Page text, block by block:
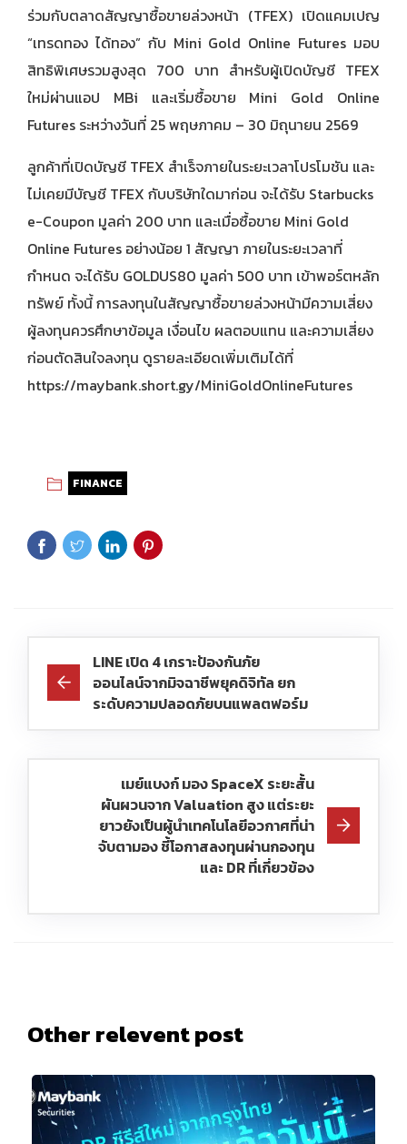
ร่วมกับตลาดสัญญาซื้อขายล่วงหน้า (TFEX) เปิดแคมเปญ
“เทรดทอง ได้ทอง” กับ Mini Gold Online Futures มอบ
สิทธิพิเศษรวมสูงสุด 700 บาท สำหรับผู้เปิดบัญชี TFEX
ใหม่ผ่านแอป MBi และเริ่มซื้อขาย Mini Gold Online
Futures ระหว่างวันที่ 25 พฤษภาคม – 30 มิถุนายน 2569
ลูกค้าที่เปิดบัญชี TFEX สำเร็จภายในระยะเวลาโปรโมชัน และ
ไม่เคยมีบัญชี TFEX กับบริษัทใดมาก่อน จะได้รับ Starbucks
e-Coupon มูลค่า 200 บาท และเมื่อซื้อขาย Mini Gold
Online Futures อย่างน้อย 1 สัญญา ภายในระยะเวลาที่
กำหนด จะได้รับ GOLDUS80 มูลค่า 500 บาท เข้าพอร์ตหลัก
ทรัพย์ ทั้งนี้ การลงทุนในสัญญาซื้อขายล่วงหน้ามีความเสี่ยง
ผู้ลงทุนควรศึกษาข้อมูล เงื่อนไข ผลตอบแทน และความเสี่ยง
ก่อนตัดสินใจลงทุน ดูรายละเอียดเพิ่มเติมได้ที่
https://maybank.short.gy/MiniGoldOnlineFutures
FINANCE
LINE เปิด 4 เกราะป้องกันภัย
ออนไลน์จากมิจฉาชีพยุคดิจิทัล ยก
ระดับความปลอดภัยบนแพลตฟอร์ม
เมย์แบงก์ มอง SpaceX ระยะสั้น
ผันผวนจาก Valuation สูง แต่ระยะ
ยาวยังเป็นผู้นำเทคโนโลยีอวกาศที่น่า
จับตามอง ชี้โอกาสลงทุนผ่านกองทุน
และ DR ที่เกี่ยวข้อง
Other relevent post